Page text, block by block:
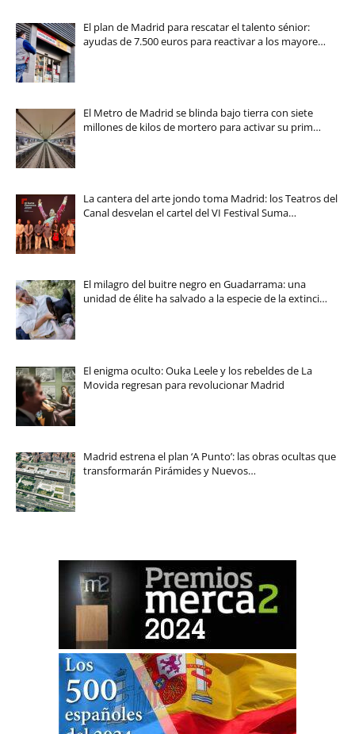
El plan de Madrid para rescatar el talento sénior:
ayudas de 7.500 euros para reactivar a los mayore…
El Metro de Madrid se blinda bajo tierra con siete
millones de kilos de mortero para activar su prim…
La cantera del arte jondo toma Madrid: los Teatros del
Canal desvelan el cartel del VI Festival Suma…
El milagro del buitre negro en Guadarrama: una
unidad de élite ha salvado a la especie de la extinci…
El enigma oculto: Ouka Leele y los rebeldes de La
Movida regresan para revolucionar Madrid
Madrid estrena el plan ‘A Punto’: las obras ocultas que
transformarán Pirámides y Nuevos…